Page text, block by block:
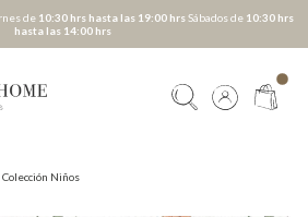
de 10:30 hrs hasta las 19:00 hrsSábados de 10:30 hrs
hasta las 14:00 hrs
Niños